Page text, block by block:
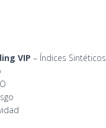
VIP – Índices Sintéticos